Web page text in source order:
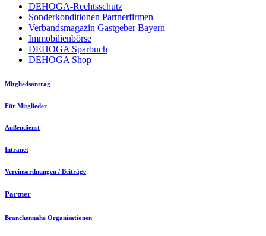
DEHOGA-Rechtsschutz
Sonderkonditionen Partnerfirmen
Verbandsmagazin Gastgeber Bayern
Immobilienbörse
DEHOGA Sparbuch
DEHOGA Shop
Mitgliedsantrag
Für Mitglieder
Außendienst
Intranet
Vereinsordnungen / Beiträge
Partner
Branchennahe Organisationen